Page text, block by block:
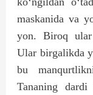
maskanida va
yon. Biroq
Ular birgalikda
bu
Tananing